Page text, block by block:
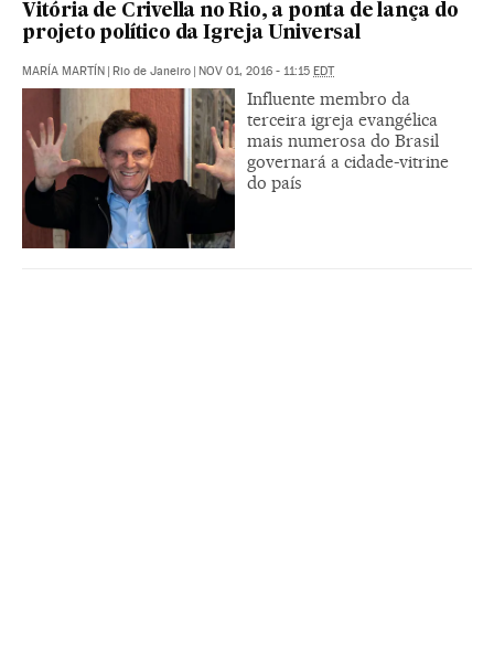
Vitória de Crivella no Rio, a ponta de lança do
projeto político da Igreja Universal
MARÍA MARTÍN | Rio de Janeiro | NOV 01, 2016 - 11:15 EDT
Influente membro da
terceira igreja evangélica
mais numerosa do Brasil
governará a cidade-vitrine
do país